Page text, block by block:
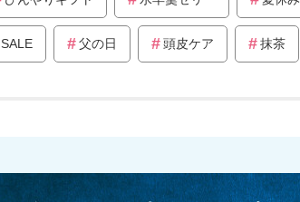
SALE 父の日 頭皮ケア 抹茶